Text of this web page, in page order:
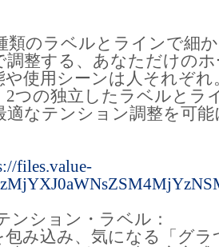
類のラベルとラインで細
調整する、あなただけの
や使用シーンは人それぞ
2つの独立したラベルとラ
適なテンション調整を可
files.value-
ンション・ラベル：
包み込み、気になる「グ